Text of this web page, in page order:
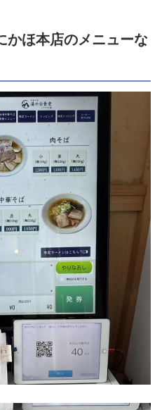
かほ本店のメニューな